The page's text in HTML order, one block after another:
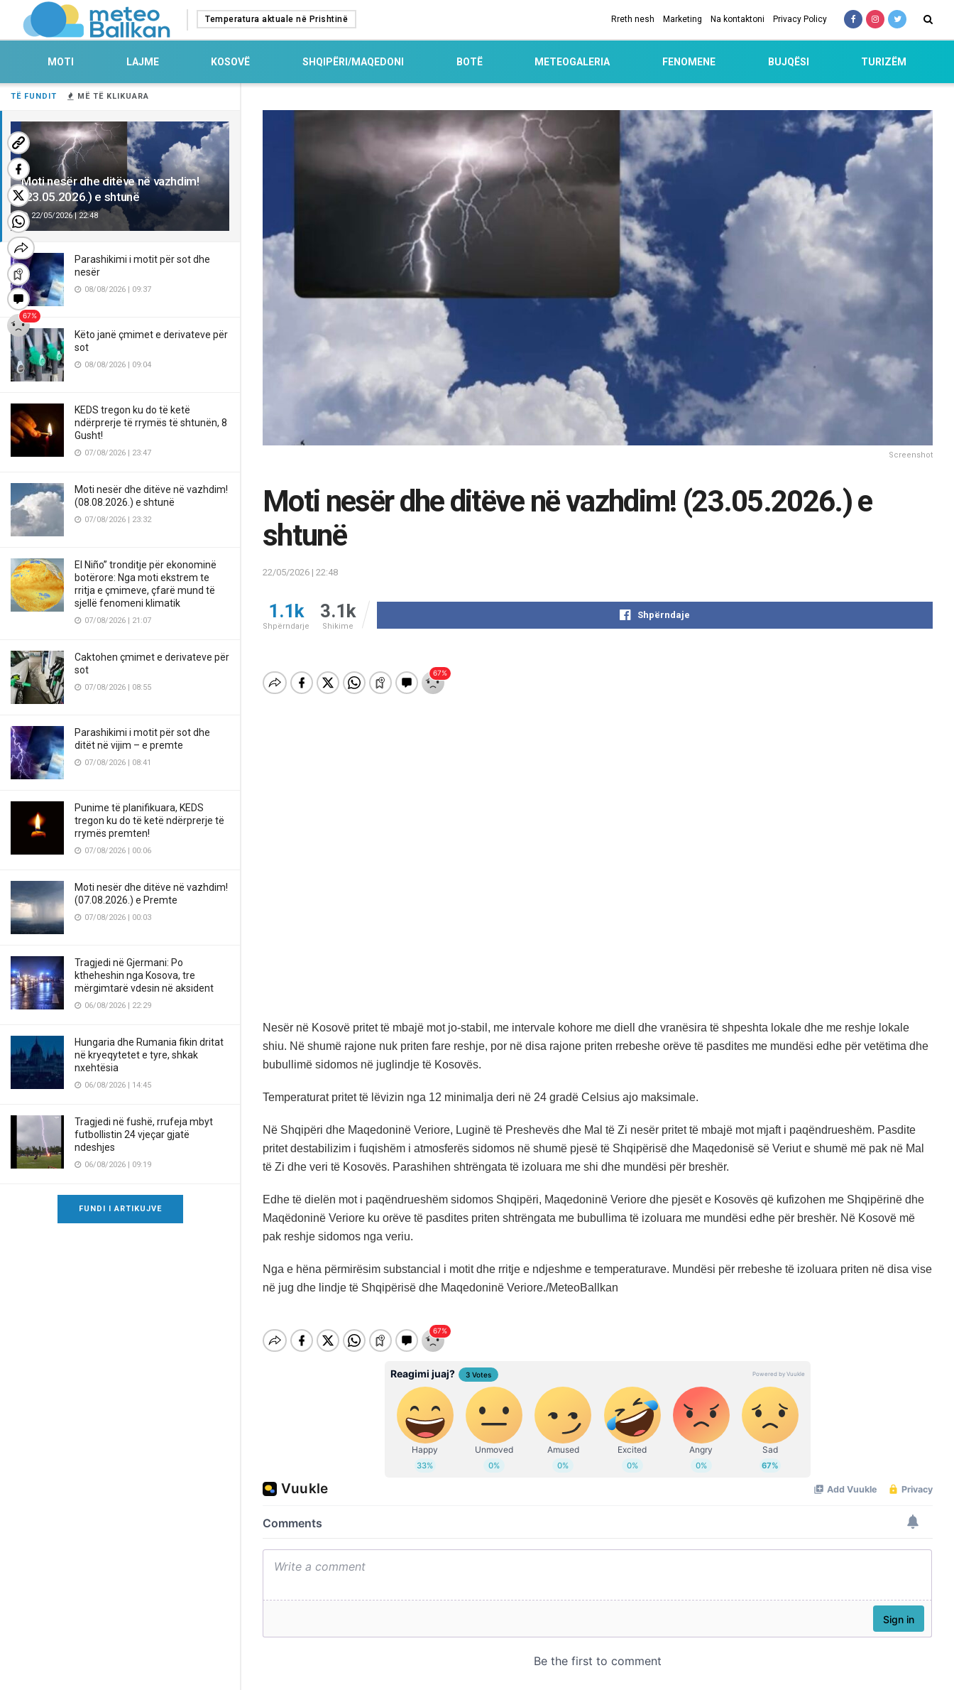
TË FUNDIT MË TË KLIKUARA
Moti nesër dhe ditëve në vazhdim!
(23.05.2026.) e shtunë
22/05/2026 | 22:48
Parashikimi i motit për sot dhe
nesër
08/08/2026 | 09:37
Këto janë çmimet e derivateve për
sot
08/08/2026 | 09:04
KEDS tregon ku do të ketë
ndërprerje të rrymës të shtunën, 8
Gusht!
07/08/2026 | 23:47
Moti nesër dhe ditëve në vazhdim!
(08.08.2026.) e shtunë
07/08/2026 | 23:32
El Niño” tronditje për ekonominë
botërore: Nga moti ekstrem te
rritja e çmimeve, çfarë mund të
sjellë fenomeni klimatik
07/08/2026 | 21:07
Caktohen çmimet e derivateve për
sot
07/08/2026 | 08:55
Parashikimi i motit për sot dhe
ditët në vijim – e premte
07/08/2026 | 08:41
Punime të planifikuara, KEDS
tregon ku do të ketë ndërprerje të
rrymës premten!
07/08/2026 | 00:06
Moti nesër dhe ditëve në vazhdim!
(07.08.2026.) e Premte
07/08/2026 | 00:03
Tragjedi në Gjermani: Po
ktheheshin nga Kosova, tre
mërgimtarë vdesin në aksident
06/08/2026 | 22:29
Hungaria dhe Rumania fikin dritat
në kryeqytetet e tyre, shkak
nxehtësia
06/08/2026 | 14:45
Tragjedi në fushë, rrufeja mbyt
futbollistin 24 vjeçar gjatë
ndeshjes
06/08/2026 | 09:19
FUNDI I ARTIKUJVE
Temperatura aktuale në Prishtinë Rreth nesh Marketing Na kontaktoni Privacy Policy
MOTI LAJME KOSOVË SHQIPËRI/MAQEDONI BOTË METEOGALERIA FENOMENE BUJQËSI TURIZËM
Screenshot
Moti nesër dhe ditëve në vazhdim! (23.05.2026.) e
shtunë
22/05/2026 | 22:48
1.1k
Shpërndarje
3.1k
Shikime
Shpërndaje
Nesër në Kosovë pritet të mbajë mot jo-stabil, me intervale kohore me diell dhe vranësira të shpeshta lokale dhe me reshje lokale
shiu. Në shumë rajone nuk priten fare reshje, por në disa rajone priten rrebeshe orëve të pasdites me mundësi edhe për vetëtima dhe
bubullimë sidomos në juglindje të Kosovës.
Temperaturat pritet të lëvizin nga 12 minimalja deri në 24 gradë Celsius ajo maksimale.
Në Shqipëri dhe Maqedoninë Veriore, Luginë të Preshevës dhe Mal të Zi nesër pritet të mbajë mot mjaft i paqëndrueshëm. Pasdite
pritet destabilizim i fuqishëm i atmosferës sidomos në shumë pjesë të Shqipërisë dhe Maqedonisë së Veriut e shumë më pak në Mal
të Zi dhe veri të Kosovës. Parashihen shtrëngata të izoluara me shi dhe mundësi për breshër.
Edhe të dielën mot i paqëndrueshëm sidomos Shqipëri, Maqedoninë Veriore dhe pjesët e Kosovës që kufizohen me Shqipërinë dhe
Maqëdoninë Veriore ku orëve të pasdites priten shtrëngata me bubullima të izoluara me mundësi edhe për breshër. Në Kosovë më
pak reshje sidomos nga veriu.
Nga e hëna përmirësim substancial i motit dhe rritje e ndjeshme e temperaturave. Mundësi për rrebeshe të izoluara priten në disa vise
në jug dhe lindje të Shqipërisë dhe Maqedoninë Veriore./MeteoBallkan